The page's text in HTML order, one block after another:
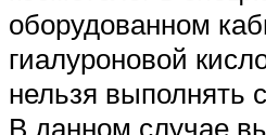
оборудованном
гиалуроновой
нельзя выполнять
В данном случае